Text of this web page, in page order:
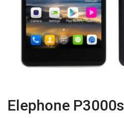
Elephone P3000s